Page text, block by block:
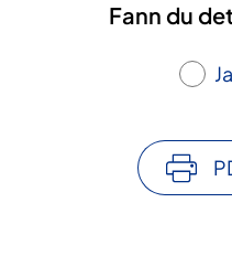
Fann du
Ja